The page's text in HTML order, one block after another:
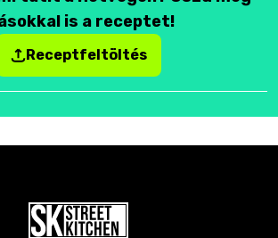
is a receptet!
Receptfeltöltés